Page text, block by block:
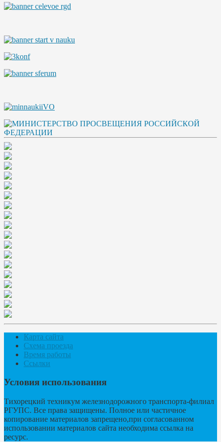
Карта сайта
Схема проезда
Время работы
Ссылки
Условия использования
Тихорецкий техникум железнодорожного транспорта-филиал
РГУПС. Все права защищены. Полное или частичное
копирование материалов запрещено,при согласованном
использовании материалов сайта необходима ссылка на
ресурс.